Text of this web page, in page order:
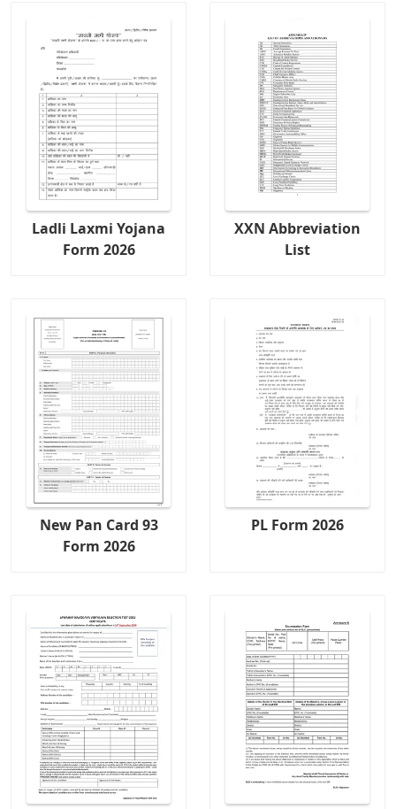
Ladli Laxmi Yojana
Form 2026
XXN Abbreviation
List
New Pan Card 93
Form 2026
PL Form 2026